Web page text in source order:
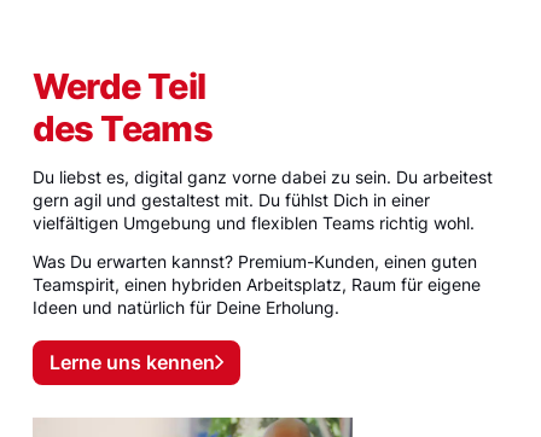
Werde Teil
des Teams
Du liebst es, digital ganz vorne dabei zu sein. Du arbeitest
gern agil und gestaltest mit. Du fühlst Dich in einer
vielfältigen Umgebung und flexiblen Teams richtig wohl.
Was Du erwarten kannst? Premium-Kunden, einen guten
Teamspirit, einen hybriden Arbeitsplatz, Raum für eigene
Ideen und natürlich für Deine Erholung.
Lerne uns kennen